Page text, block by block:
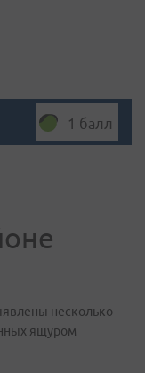
1 балл
несколько
ящуром